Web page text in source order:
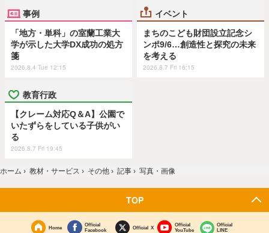
事例
「地方・単科」の室蘭工業大
学が示した大学DX成功の処方
箋
2026.8.4 Tue 12:15
イベント
まちのこども財団設立記念シ
ンポ9/6…創造性と探究の未来
を考える
2026.8.7 Fri 16:15
教育行政
【クレーム対応Q＆A】公園で
いたずらをしている子供がい
る
2026.8.7 Fri 19:45
ホーム › 教材・サービス › その他 › 記事 › 写真・画像
TOP
Home
Official
Facebook
Official X
Official
YouTube
Official
LINE